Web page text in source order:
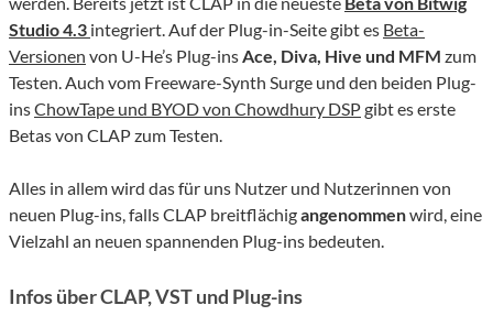
Studio 4.3 integriert. Auf der Plug-in-Seite gibt es Beta-
Versionen von U-He’s Plug-insAce, Diva, Hive und MFM zum
Testen. Auch vom Freeware-Synth Surge und den beiden Plug-
insChowTape und BYOD von Chowdhury DSPgibt es erste
Betas von CLAP zum Testen.
Alles in allem wird das für uns Nutzer und Nutzerinnen von
neuen Plug-ins, falls CLAP breitflächigangenommenwird, eine
Vielzahl an neuen spannenden Plug-ins bedeuten.
Infos über CLAP, VST und Plug-ins